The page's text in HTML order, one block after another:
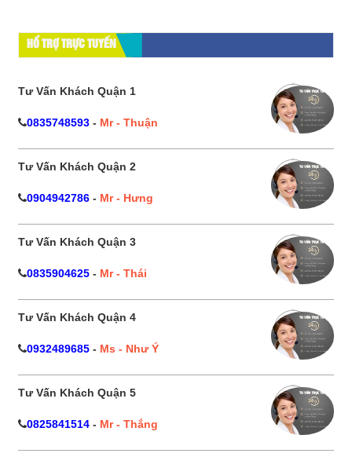
HỔ TRỢ TRỰC TUYẾN
Tư Vấn Khách Quận 1
0835748593 - Mr - Thuận
Tư Vấn Khách Quận 2
0904942786 - Mr - Hưng
Tư Vấn Khách Quận 3
0835904625 - Mr - Thái
Tư Vấn Khách Quận 4
0932489685 - Ms - Như Ý
Tư Vấn Khách Quận 5
0825841514 - Mr - Thắng